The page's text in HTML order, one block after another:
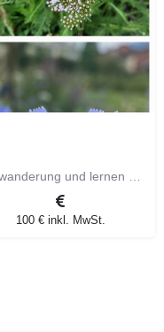
100 € inkl. MwSt.